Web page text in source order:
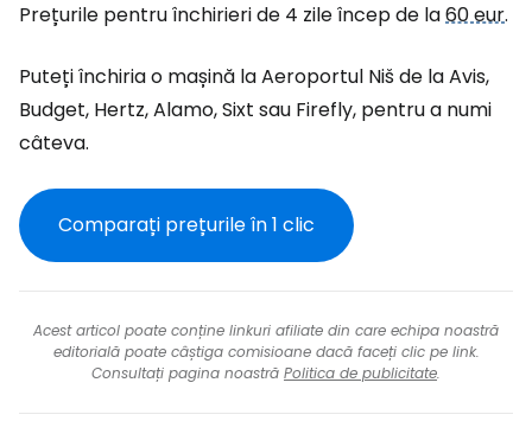
Prețurile pentru închirieri de 4 zile încep de la60 eur.
Puteți închiria o mașină la Aeroportul Niš de la Avis,
Budget, Hertz, Alamo, Sixt sau Firefly, pentru a numi
câteva.
Comparați prețurile în 1 clic
Acest articol poate conține linkuri afiliate din care echipa noastră
editorială poate câștiga comisioane dacă faceți clic pe link.
Consultați pagina noastră Politica de publicitate.